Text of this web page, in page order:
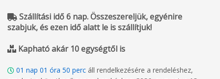
Szállítási idő 6 nap. Összeszereljük, egyénire
szabjuk, és ezen idő alatt le is szállítjuk!
Kapható akár 10 egységtől is
01 nap 01 óra 50 perc áll rendelkezésére a rendeléshez,